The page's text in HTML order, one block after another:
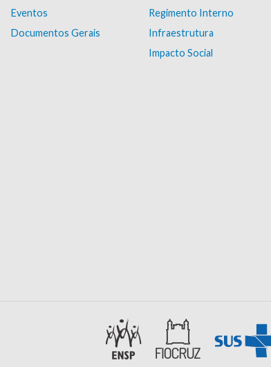
Eventos
Documentos Gerais
Regimento Interno
Infraestrutura
Impacto Social